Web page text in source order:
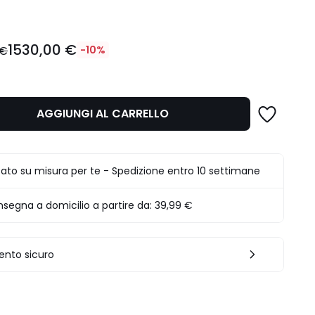
1530,00 € -10%
AGGIUNGI AL CARRELLO
su misura per te - Spedizione entro 10 settimane
a domicilio a partire da:39,99 €
sicuro